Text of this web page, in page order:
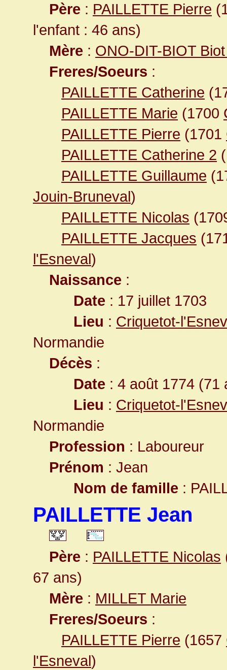
Père : PAILLETTE Pierre
l'enfant : 46 ans)
Mère : ONO-DIT-BIOT
Freres/Soeurs :
PAILLETTE Catherine
PAILLETTE Marie (1700
PAILLETTE Pierre (1701
PAILLETTE Catherine 2
PAILLETTE Guillaume
Jouin-Bruneval)
PAILLETTE Nicolas
PAILLETTE Jacques
l'Esneval)
Naissance :
Date : 17 juillet 1703
Lieu : Criquetot-
Normandie
Décès :
Date : 4 août 1774 (71
Lieu : Criquetot-
Normandie
Profession : Laboureur
Prénom : Jean
Nom de famille :
PAILLETTE Jean
Père : PAILLETTE Nicolas
67 ans)
Mère : MILLET Marie
Freres/Soeurs :
PAILLETTE Pierre (1657
l'Esneval)